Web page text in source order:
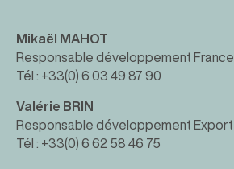
Mikaël MAHOT
Responsable développement France
Tél : +33(0) 6 03 49 87 90
Valérie BRIN
Responsable développement Export
Tél : +33(0) 6 62 58 46 75